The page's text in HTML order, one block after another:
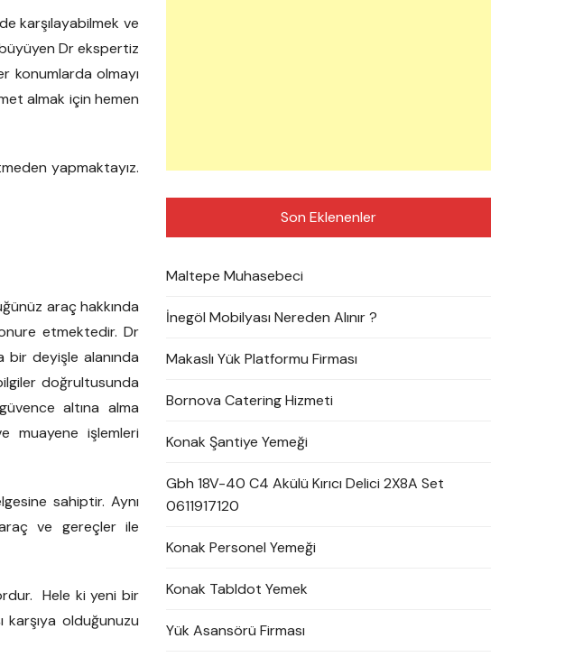
karşılayabilmek ve
Dr ekspertiz
konumlarda olmayı
almak için hemen
yapmaktayız.
araç hakkında
etmektedir. Dr
bir deyişle alanında
doğrultusunda
altına alma
muayene işlemleri
sahiptir. Aynı
ve gereçler ile
Hele ki yeni bir
karşıya olduğunuzu
Son Eklenenler
Maltepe Muhasebeci
İnegöl Mobilyası Nereden Alınır ?
Makaslı Yük Platformu Firması
Bornova Catering Hizmeti
Konak Şantiye Yemeği
Gbh 18V-40 C4 Akülü Kırıcı Delici 2X8A Set
0611917120
Konak Personel Yemeği
Konak Tabldot Yemek
Yük Asansörü Firması